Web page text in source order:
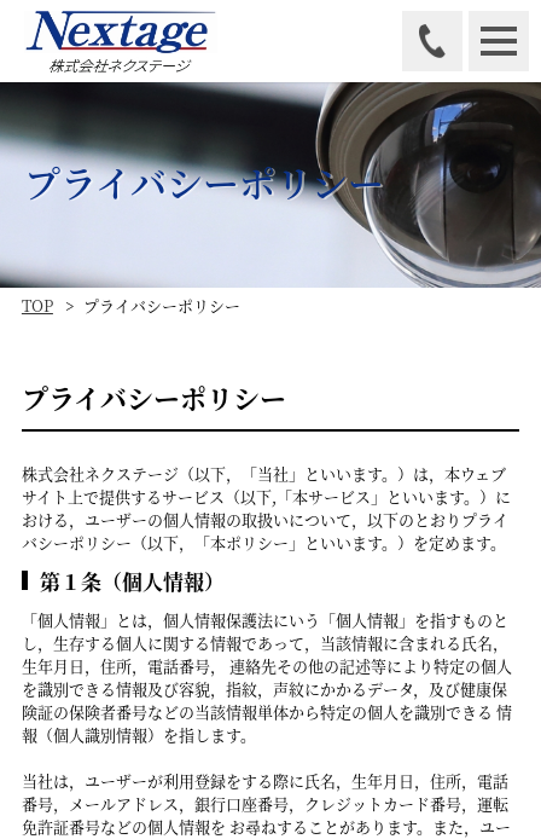
プライバシーポリシー
TOP プライバシーポリシー
プライバシーポリシー
株式会社ネクステージ（以下，「当社」といいます。）は，本ウェブ
サイト上で提供するサービス（以下,「本サービス」といいます。）に
おける，ユーザーの個人情報の取扱いについて，以下のとおりプライ
バシーポリシー（以下，「本ポリシー」といいます。）を定めます。
第１条（個人情報）
「個人情報」とは，個人情報保護法にいう「個人情報」を指すものと
し，生存する個人に関する情報であって，当該情報に含まれる氏名，
生年月日，住所，電話番号， 連絡先その他の記述等により特定の個人
を識別できる情報及び容貌，指紋，声紋にかかるデータ，及び健康保
険証の保険者番号などの当該情報単体から特定の個人を識別できる 情
報（個人識別情報）を指します。
当社は，ユーザーが利用登録をする際に氏名，生年月日，住所，電話
番号，メールアドレス，銀行口座番号，クレジットカード番号，運転
免許証番号などの個人情報を お尋ねすることがあります。また，ユー